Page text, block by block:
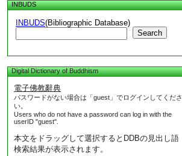
INBUDS
INBUDS(Bibliographic Database)
Search
Digital Dictionary of Buddhism
電子佛教辭典
パスワードがない場合は「guest」でログインしてくださ
い。
Users who do not have a password can log in with the
userID "guest".
本文をドラッグして選択するとDDBの見出し語
検索結果が表示されます。